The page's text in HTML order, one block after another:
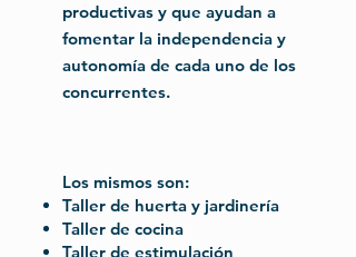
productivas y que ayudan a
fomentar la independencia y
autonomía de cada uno de los
concurrentes.
Los mismos son:
Taller de huerta y jardinería
Taller de cocina
Taller de estimulación